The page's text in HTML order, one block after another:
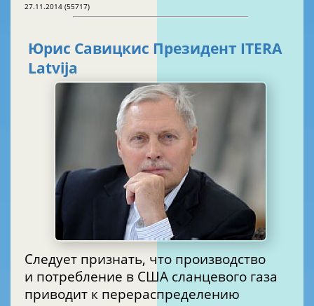
27.11.2014 (55717)
Юрис Савицкис Президент ITERA
Latvija
Следует признать, что производство
и потребление в США сланцевого газа
приводит к перераспределению